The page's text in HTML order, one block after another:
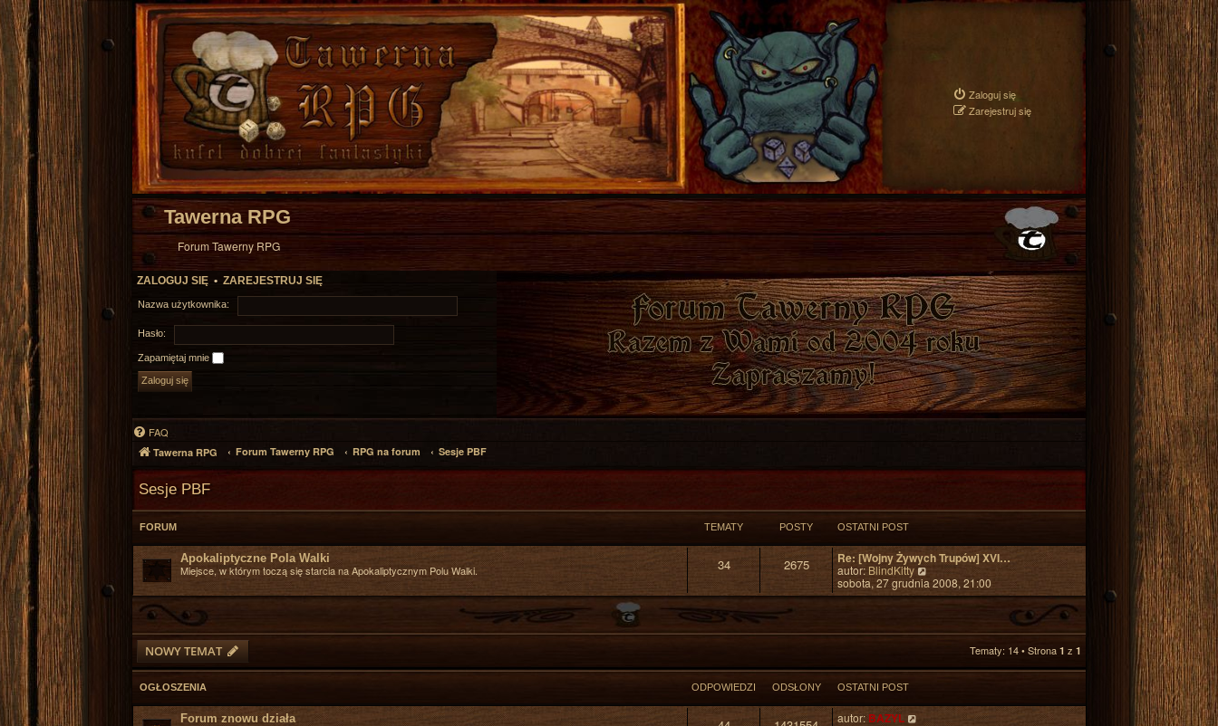
Zaloguj się
Zarejestruj się
Tawerna RPG
Forum Tawerny RPG
ZALOGUJ SIĘ • ZAREJESTRUJ SIĘ
Nazwa użytkownika:
Hasło:
Zapamiętaj mnie
FAQ
Tawerna RPG Forum Tawerny RPG RPG na forum Sesje PBF
Sesje PBF
FORUM TEMATY POSTY OSTATNI POST
Apokaliptyczne Pola Walki
Miejsce, w którym toczą się starcia na Apokaliptycznym Polu Walki. 34 2675 Re: [Wojny Żywych Trupów] XVI…
autor: BlindKitty
y
ś
e
n
n
sobota, 27 grudnia 2008, 21:00
NOWY TEMAT Tematy: 14 • Strona 1 z 1
OGŁOSZENIA ODPOWIEDZI ODSŁONY OSTATNI POST
Forum znowu działa autor:BAZYL